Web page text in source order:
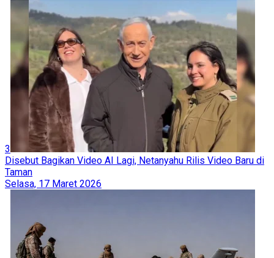
3
Disebut Bagikan Video AI Lagi, Netanyahu Rilis Video Baru di
Taman
Selasa, 17 Maret 2026